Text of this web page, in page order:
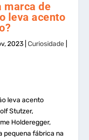
marca de
leva acento
2023| Curiosidade|
leva acento
Stutzer,
Holderegger,
pequena fábrica na